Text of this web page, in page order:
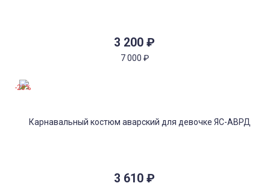
3 200 ₽
7 000 ₽
3 610 ₽
-28%